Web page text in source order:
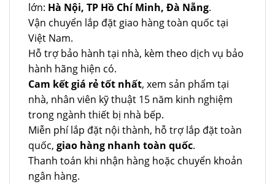
lớn: Hà Nội, TP Hồ Chí Minh, Đà Nẵng.
Vận chuyển lắp đặt giao hàng toàn quốc tại
Việt Nam.
Hỗ trợ bảo hành tại nhà, kèm theo dịch vụ bảo
hành hãng hiện có.
Cam kết giá rẻ tốt nhất, xem sản phẩm tại
nhà, nhân viên kỹ thuật 15 năm kinh nghiệm
trong ngành thiết bị nhà bếp.
Miễn phí lắp đặt nội thành, hỗ trợ lắp đặt toàn
quốc, giao hàng nhanh toàn quốc.
Thanh toán khi nhận hàng hoặc chuyển khoản
ngân hàng.